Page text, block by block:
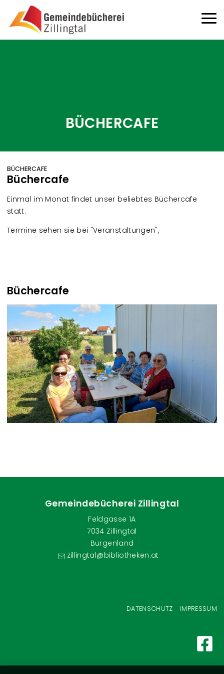
Direkt zum Inhalt
BÜCHERCAFE
BÜCHERCAFE
Büchercafe
Einmal im Monat findet unser beliebtes Büchercafe
statt.
Termine sehen sie bei "Veranstaltungen",
Büchercafe
Gemeindebücherei Zillingtal
Feldgasse 1A
7034 Zillingtal
Burgenland
zillingtal@bibliotheken.at
DATENSCHUTZ IMPRESSUM